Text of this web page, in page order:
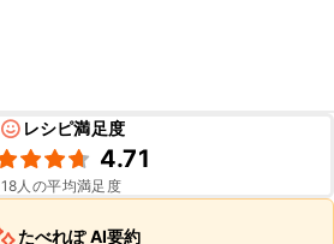
レシピ満足度
4.71
18人の平均満足度
たべれぽ AI要約